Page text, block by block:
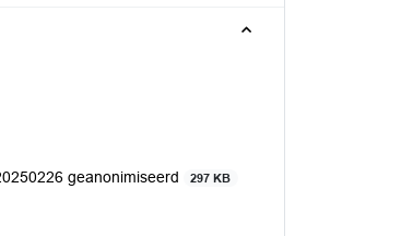
geanonimiseerd 297 KB